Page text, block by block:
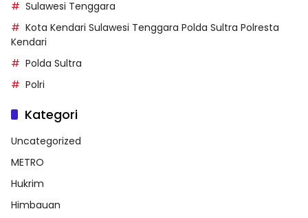
Sulawesi Tenggara
Kota Kendari Sulawesi Tenggara Polda Sultra Polresta
Kendari
Polda Sultra
Polri
Kategori
Uncategorized
METRO
Hukrim
Himbauan